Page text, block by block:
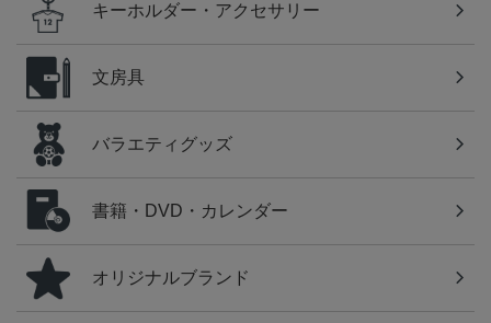
キーホルダー・アクセサリー
文房具
バラエティグッズ
書籍・DVD・カレンダー
オリジナルブランド